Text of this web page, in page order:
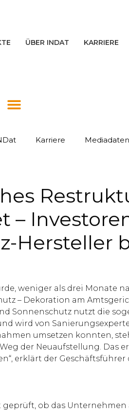
ÜBER INDAT KARRIERE
Karriere Mediadaten
–
Hersteller
weniger als drei Monate
– Dekoration am
Sonnenschutz nutzt die
wird von
umsetzen konnten,
der Neuaufstellung. Das
erklärt der Geschäftsführer
ob das